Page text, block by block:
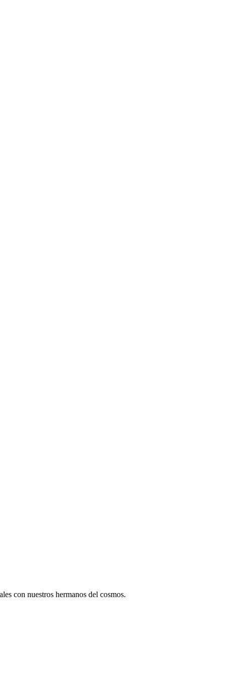
con nuestros hermanos del cosmos.